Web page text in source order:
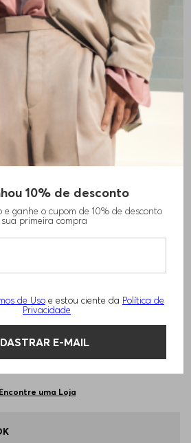
10% de desconto
e ganhe o cupom de 10% de desconto
sua primeira compra
de Uso e estou ciente da Política de
Privacidade
E-MAIL
ELÁSTICO COM
Informações do Tamanho
Tabela de Tamanhos
AO CARRINHO
Encontre uma Loja